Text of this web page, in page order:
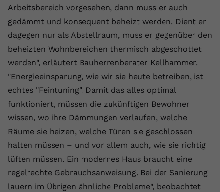
Arbeitsbereich vorgesehen, dann muss er auch
gedämmt und konsequent beheizt werden. Dient er
dagegen nur als Abstellraum, muss er gegenüber den
beheizten Wohnbereichen thermisch abgeschottet
werden", erläutert Bauherrenberater Kellhammer.
"Energieeinsparung, wie wir sie heute betreiben, ist
echtes "Feintuning". Damit das alles optimal
funktioniert, müssen die zukünftigen Bewohner
wissen, wo ihre Dämmungen verlaufen, welche
Räume sie heizen, welche Türen sie geschlossen
halten müssen – und vor allem auch, wie sie richtig
lüften müssen. Ein modernes Haus braucht eine
regelrechte Gebrauchsanweisung. Bei der Sanierung
lauern im Übrigen ähnliche Probleme", beobachtet